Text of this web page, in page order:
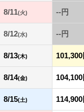
8/11(火) --円
8/12(水) --円
8/13(木) 101,300
8/14(金) 104,100
8/15(土) 114,900